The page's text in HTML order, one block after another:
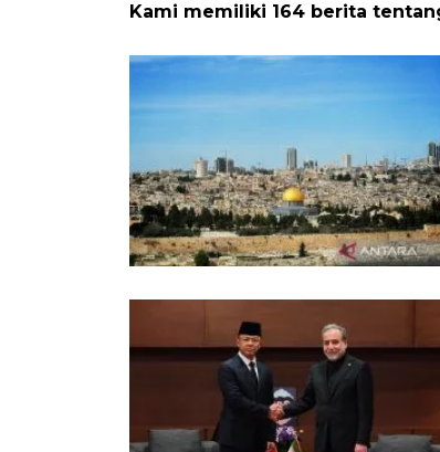
Kami memiliki 164 berita